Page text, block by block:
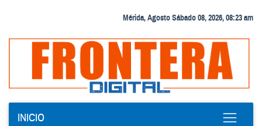
Mérida, Agosto Sábado 08, 2026, 08:23 am
INICIO